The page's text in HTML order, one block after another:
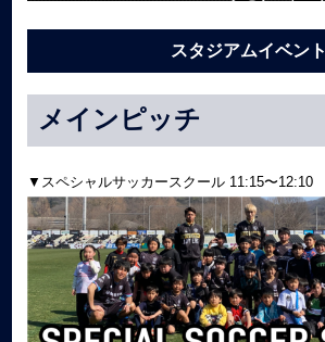
スタジアムイベント
メインピッチ
▼スペシャルサッカースクール 11:15〜12:10